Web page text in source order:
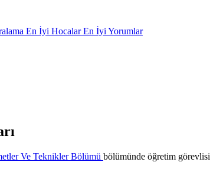
En İyi HocalarEn İyi Yorumlar
Ve Teknikler Bölümü bölümünde öğretim görevlisi